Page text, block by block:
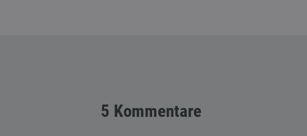
5 Kommentare